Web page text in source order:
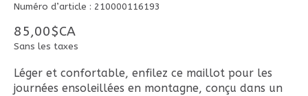
Numéro d’article : 210000116193
85,00$CA
Sans les taxes
Léger et confortable, enfilez ce maillot pour les
journées ensoleillées en montagne, conçu dans un